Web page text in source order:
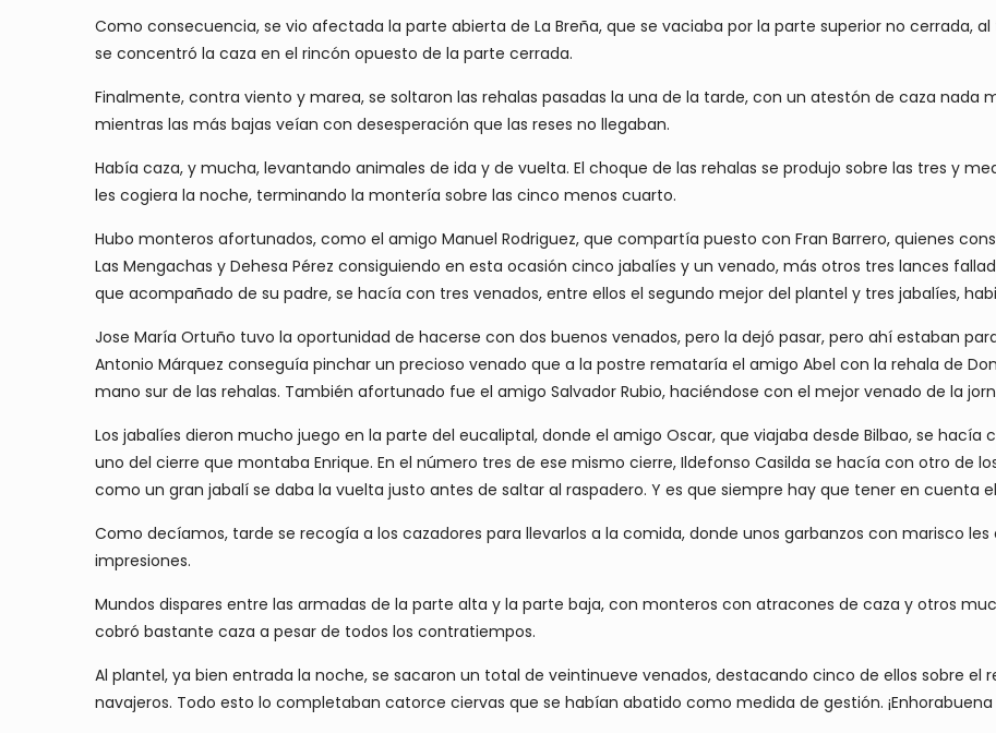
Como consecuencia, se vio afectada la parte abierta de La Breña, que se vaciaba por la parte superior no cerrada,
se concentró la caza en el rincón opuesto de la parte cerrada.
Finalmente, contra viento y marea, se soltaron las rehalas pasadas la una de la tarde, con un atestón de caza nada
mientras las más bajas veían con desesperación que las reses no llegaban.
Había caza, y mucha, levantando animales de ida y de vuelta. El choque de las rehalas se produjo sobre las tres y
les cogiera la noche, terminando la montería sobre las cinco menos cuarto.
Hubo monteros afortunados, como el amigo Manuel Rodriguez, que compartía puesto con Fran Barrero, quienes
Las Mengachas y Dehesa Pérez consiguiendo en esta ocasión cinco jabalíes y un venado, más otros tres lances
que acompañado de su padre, se hacía con tres venados, entre ellos el segundo mejor del plantel y tres jabalíes,
Jose María Ortuño tuvo la oportunidad de hacerse con dos buenos venados, pero la dejó pasar, pero ahí estaban
Antonio Márquez conseguía pinchar un precioso venado que a la postre remataría el amigo Abel con la rehala de
mano sur de las rehalas. También afortunado fue el amigo Salvador Rubio, haciéndose con el mejor venado de la
Los jabalíes dieron mucho juego en la parte del eucaliptal, donde el amigo Oscar, que viajaba desde Bilbao, se hacía
uno del cierre que montaba Enrique. En el número tres de ese mismo cierre, Ildefonso Casilda se hacía con otro de
como un gran jabalí se daba la vuelta justo antes de saltar al raspadero. Y es que siempre hay que tener en cuenta
Como decíamos, tarde se recogía a los cazadores para llevarlos a la comida, donde unos garbanzos con marisco
impresiones.
Mundos dispares entre las armadas de la parte alta y la parte baja, con monteros con atracones de caza y otros
cobró bastante caza a pesar de todos los contratiempos.
Al plantel, ya bien entrada la noche, se sacaron un total de veintinueve venados, destacando cinco de ellos sobre el
navajeros. Todo esto lo completaban catorce ciervas que se habían abatido como medida de gestión.